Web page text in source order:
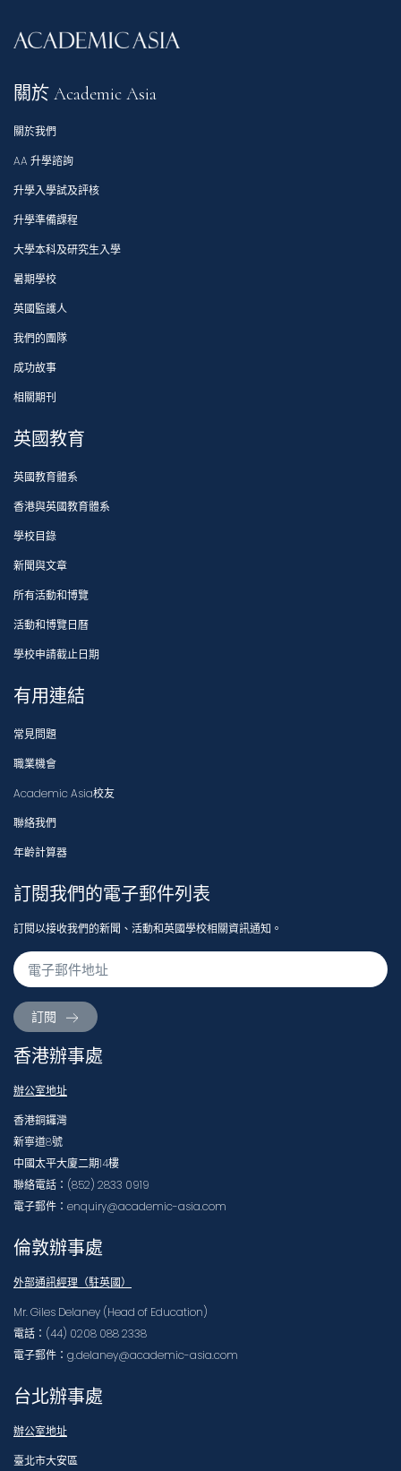
關於 Academic Asia
關於我們
AA 升學諮詢
升學入學試及評核
升學準備課程
大學本科及研究生入學
暑期學校
英國監護人
我們的團隊
成功故事
相關期刊
英國教育
英國教育體系
香港與英國教育體系
學校目錄
新聞與文章
所有活動和博覽
活動和博覽日曆
學校申請截止日期
有用連結
常見問題
職業機會
Academic Asia校友
聯絡我們
年齡計算器
訂閱我們的電子郵件列表
訂閱以接收我們的新聞、活動和英國學校相關資訊通知。
訂閱
香港辦事處
辦公室地址
香港銅鑼灣
新寧道8號
中國太平大廈二期14樓
聯絡電話：(852) 2833 0919
電子郵件：enquiry@academic-asia.com
倫敦辦事處
外部通訊經理（駐英國）
Mr. Giles Delaney (Head of Education)
電話：(44) 0208 088 2338
電子郵件：g.delaney@academic-asia.com
台北辦事處
辦公室地址
臺北市大安區